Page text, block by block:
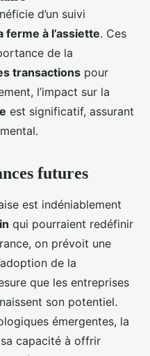
d’un suivi
à l’assiette. Ces
de la
transactions pour
l’impact sur la
est significatif, assurant
futures
est indéniablement
qui pourraient redéfinir
on prévoit une
de la
que les entreprises
son potentiel.
émergentes, la
capacité à offrir